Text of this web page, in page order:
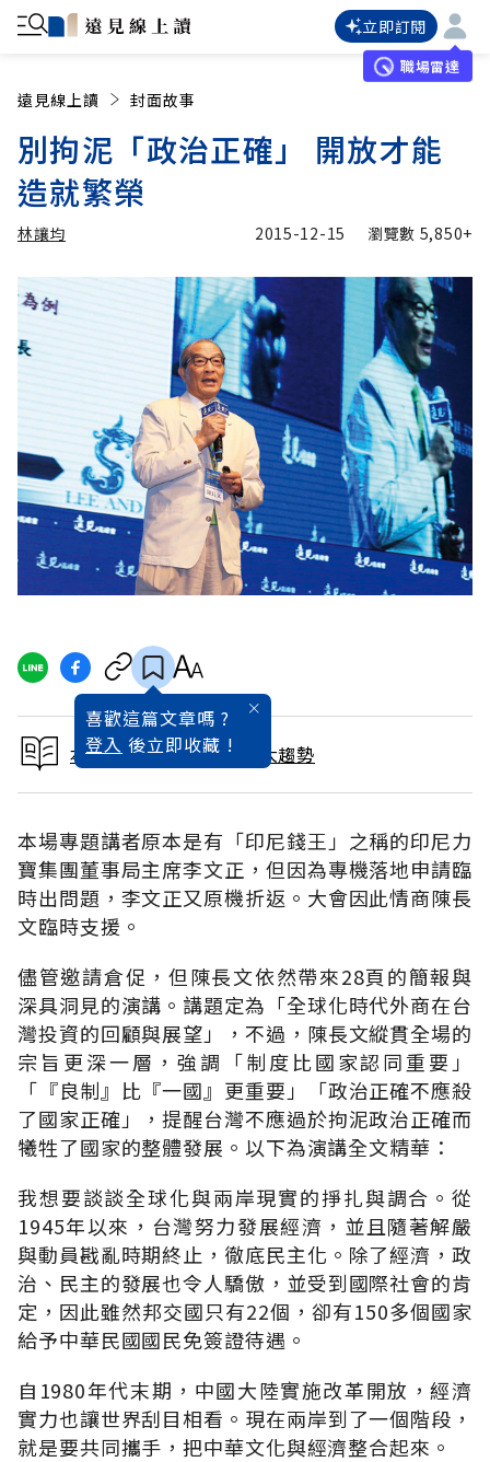
立即訂閱
職場雷達
遠見線上讀 封面故事
別拘泥「政治正確」 開放才能
造就繁榮
林讓均
加入追蹤
2015-12-15 瀏覽數 5,850+
喜歡這篇文章嗎 ?
登入 後立即收藏 !
本文出自預見2016未來大趨勢
本場專題講者原本是有「印尼錢王」之稱的印尼力
寶集團董事局主席李文正，但因為專機落地申請臨
時出問題，李文正又原機折返。大會因此情商陳長
文臨時支援。
儘管邀請倉促，但陳長文依然帶來28頁的簡報與
深具洞見的演講。講題定為「全球化時代外商在台
灣投資的回顧與展望」，不過，陳長文縱貫全場的
宗旨更深一層，強調「制度比國家認同重要」
「『良制』比『一國』更重要」「政治正確不應殺
了國家正確」，提醒台灣不應過於拘泥政治正確而
犧牲了國家的整體發展。以下為演講全文精華：
我想要談談全球化與兩岸現實的掙扎與調合。從
1945年以來，台灣努力發展經濟，並且隨著解嚴
與動員戡亂時期終止，徹底民主化。除了經濟，政
治、民主的發展也令人驕傲，並受到國際社會的肯
定，因此雖然邦交國只有22個，卻有150多個國家
給予中華民國國民免簽證待遇。
自1980年代末期，中國大陸實施改革開放，經濟
實力也讓世界刮目相看。現在兩岸到了一個階段，
就是要共同攜手，把中華文化與經濟整合起來。